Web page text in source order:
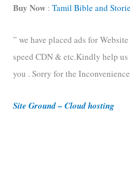
t
g
o
r
e
Buy Now :Tamil Bible and
” we have placed ads for
speed CDN & etc.Kindly help
you . Sorry for the
Site Ground – Cloud hosting